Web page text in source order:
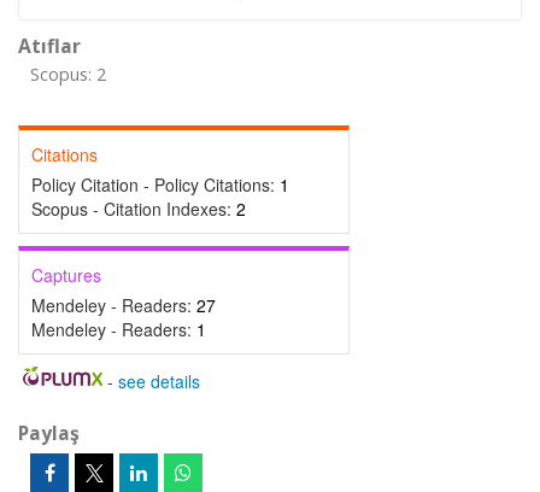
Atıflar
Scopus: 2
Citations
Policy Citation - Policy Citations: 1
Scopus - Citation Indexes: 2
Captures
Mendeley - Readers: 27
Mendeley - Readers: 1
- see details
Paylaş